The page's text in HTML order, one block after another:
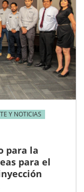
Y NOTICIAS
para la
para el